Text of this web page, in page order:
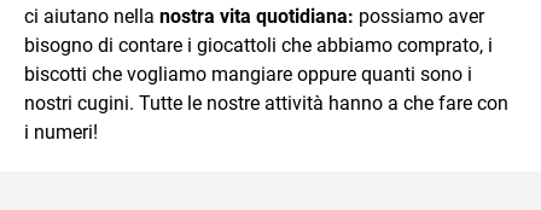
ci aiutano nella nostra vita quotidiana: possiamo aver
bisogno di contare i giocattoli che abbiamo comprato, i
biscotti che vogliamo mangiare oppure quanti sono i
nostri cugini. Tutte le nostre attività hanno a che fare con
i numeri!